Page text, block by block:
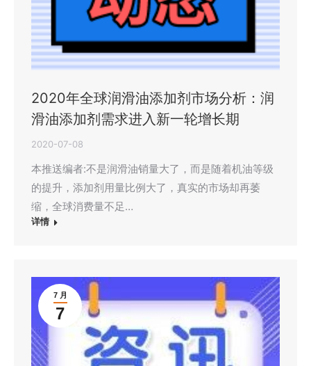
2020年全球润滑油添加剂市场分析：润
滑油添加剂需求进入新一轮增长期
2020-07-08
本推送编者:不是润滑油销量大了，而是随着机油等级
的提升，添加剂用量比例大了，真实的市场却再萎
缩，全球消费量不足…
详情
7 月
7